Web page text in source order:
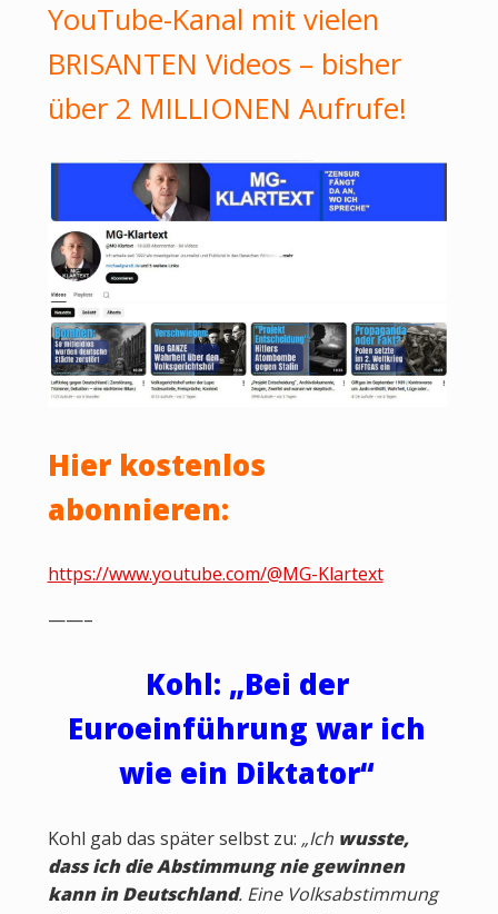
YouTube-Kanal mit vielen
BRISANTEN Videos – bisher
über 2 MILLIONEN Aufrufe!
Hier kostenlos
abonnieren:
https://www.youtube.com/@MG-Klartext
——–
Kohl: „Bei der
Euroeinführung war ich
wie ein Diktator“
Kohl gab das später selbst zu: „Ich wusste,
dass ich die Abstimmung nie gewinnen
kann in Deutschland. Eine Volksabstimmung